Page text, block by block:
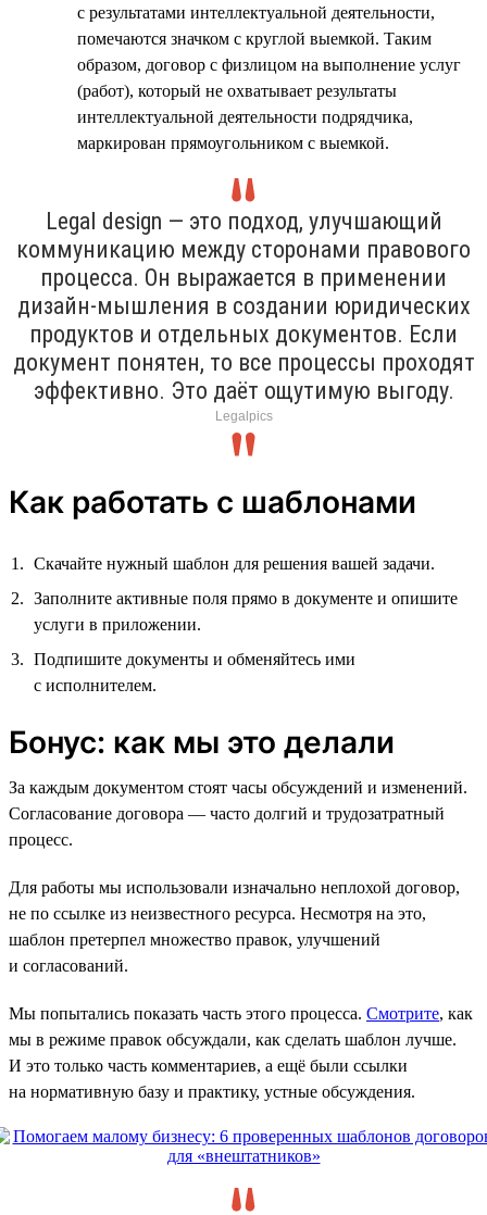
с результатами интеллектуальной деятельности,
помечаются значком с круглой выемкой. Таким
образом, договор с физлицом на выполнение услуг
(работ), который не охватывает результаты
интеллектуальной деятельности подрядчика,
маркирован прямоугольником с выемкой.
Legal design — это подход, улучшающий
коммуникацию между сторонами правового
процесса. Он выражается в применении
дизайн-мышления в создании юридических
продуктов и отдельных документов. Если
документ понятен, то все процессы проходят
эффективно. Это даёт ощутимую выгоду.
Legalpics
Как работать с шаблонами
Скачайте нужный шаблон для решения вашей задачи.
Заполните активные поля прямо в документе и опишите
услуги в приложении.
Подпишите документы и обменяйтесь ими
с исполнителем.
Бонус: как мы это делали
За каждым документом стоят часы обсуждений и изменений.
Согласование договора — часто долгий и трудозатратный
процесс.
Для работы мы использовали изначально неплохой договор,
не по ссылке из неизвестного ресурса. Несмотря на это,
шаблон претерпел множество правок, улучшений
и согласований.
Мы попытались показать часть этого процесса. Смотрите, как
мы в режиме правок обсуждали, как сделать шаблон лучше.
И это только часть комментариев, а ещё были ссылки
на нормативную базу и практику, устные обсуждения.